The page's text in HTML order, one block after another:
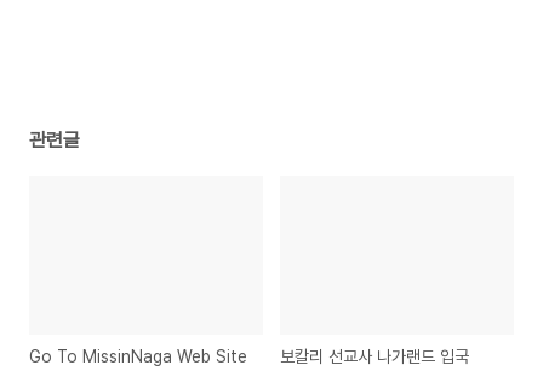
관련글
Go To MissinNaga Web Site 보칼리 선교사 나가랜드 입국